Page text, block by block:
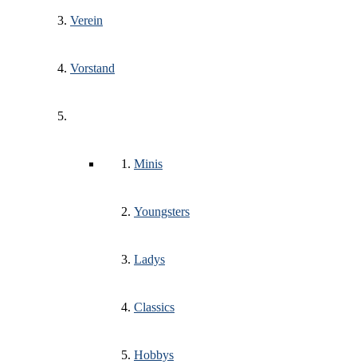
Verein
Vorstand
Minis
Youngsters
Ladys
Classics
Hobbys